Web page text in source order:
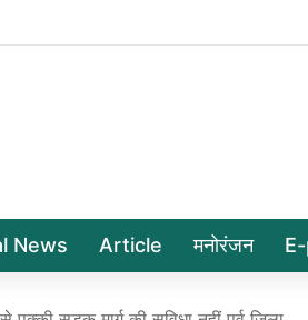
News Article मनोरंजन